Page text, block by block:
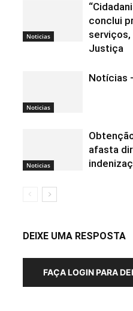
Noticias
conclui
Justiça
Noticias
Notícias
Noticias
afasta
DEIXE UMA RESPOSTA
FAÇA LOGIN PARA